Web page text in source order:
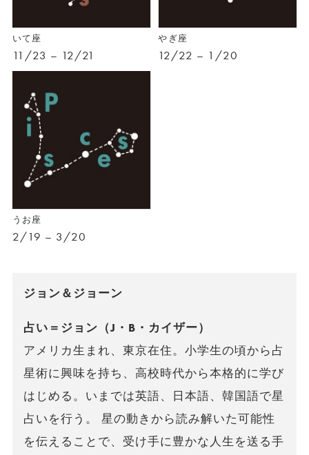
いて座
11/23 – 12/21
やぎ座
12/22 – 1/20
うお座
2/19 – 3/20
ジョン＆ジョーン
占い＝ジョン（J・B・カイザー）
アメリカ生まれ、東京在住。小学生の頃から占
星術に興味を持ち、高校時代から本格的に学び
はじめる。いまでは英語、日本語、韓国語で星
占いを行う。 星の動きから読み解いた可能性
を伝えることで、受け手に豊かな人生を送る手